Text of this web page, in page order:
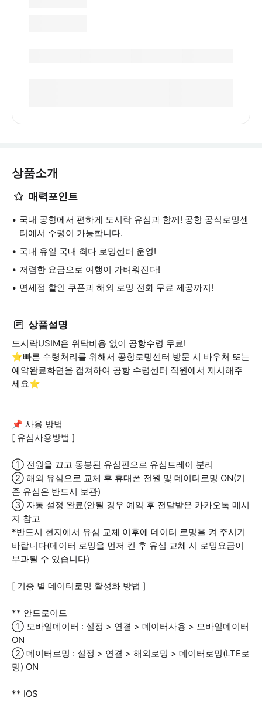
상품소개
매력포인트
국내 공항에서 편하게 도시락 유심과 함께! 공항 공식로밍센
터에서 수령이 가능합니다.
국내 유일 국내 최다 로밍센터 운영!
저렴한 요금으로 여행이 가벼워진다!
면세점 할인 쿠폰과 해외 로밍 전화 무료 제공까지!
상품설명
도시락USIM은 위탁비용 없이 공항수령 무료!
⭐빠른 수령처리를 위해서 공항로밍센터 방문 시 바우처 또는
예약완료화면을 캡쳐하여 공항 수령센터 직원에서 제시해주
세요⭐
📌 사용 방법
[ 유심사용방법 ]
① 전원을 끄고 동봉된 유심핀으로 유심트레이 분리
② 해외 유심으로 교체 후 휴대폰 전원 및 데이터로밍 ON(기
존 유심은 반드시 보관)
③ 자동 설정 완료(안될 경우 예약 후 전달받은 카카오톡 메시
지 참고
*반드시 현지에서 유심 교체 이후에 데이터 로밍을 켜 주시기
바랍니다(데이터 로밍을 먼저 킨 후 유심 교체 시 로밍요금이
부과될 수 있습니다)
[ 기종 별 데이터로밍 활성화 방법 ]
** 안드로이드
① 모바일데이터 : 설정 > 연결 > 데이터사용 > 모바일데이터
ON
② 데이터로밍 : 설정 > 연결 > 해외로밍 > 데이터로밍(LTE로
밍) ON
** IOS